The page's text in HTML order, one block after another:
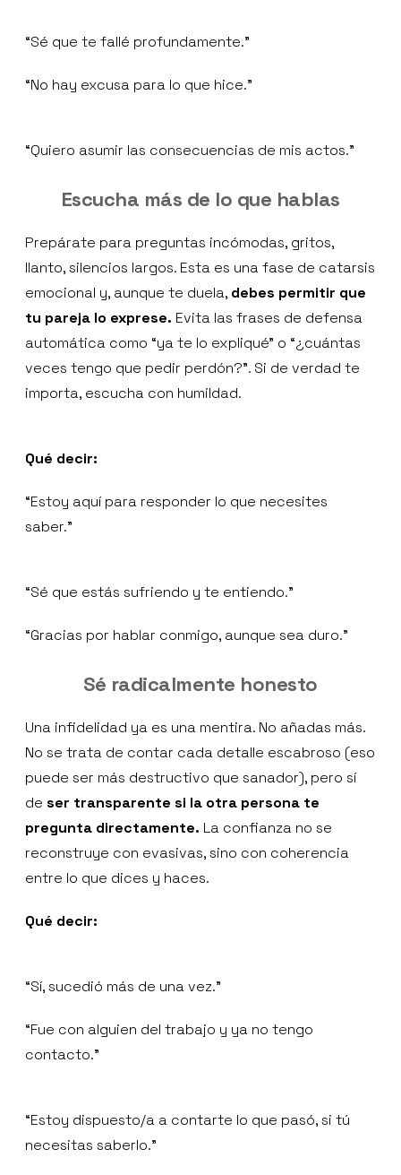
“Sé que te fallé profundamente.”
“No hay excusa para lo que hice.”
“Quiero asumir las consecuencias de mis actos.”
Escucha más de lo que hablas
Prepárate para preguntas incómodas, gritos,
llanto, silencios largos. Esta es una fase de catarsis
emocional y, aunque te duela, debes permitir que
tu pareja lo exprese. Evita las frases de defensa
automática como “ya te lo expliqué” o “¿cuántas
veces tengo que pedir perdón?”. Si de verdad te
importa, escucha con humildad.
Qué decir:
“Estoy aquí para responder lo que necesites
saber.”
“Sé que estás sufriendo y te entiendo.”
“Gracias por hablar conmigo, aunque sea duro.”
Sé radicalmente honesto
Una infidelidad ya es una mentira. No añadas más.
No se trata de contar cada detalle escabroso (eso
puede ser más destructivo que sanador), pero sí
de ser transparente si la otra persona te
pregunta directamente. La confianza no se
reconstruye con evasivas, sino con coherencia
entre lo que dices y haces.
Qué decir:
“Sí, sucedió más de una vez.”
“Fue con alguien del trabajo y ya no tengo
contacto.”
“Estoy dispuesto/a a contarte lo que pasó, si tú
necesitas saberlo.”